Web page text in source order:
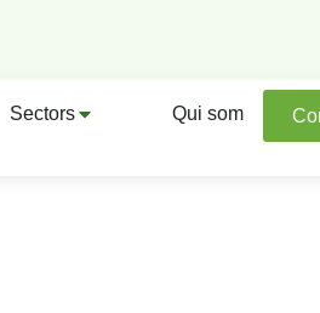
Sectors Qui som